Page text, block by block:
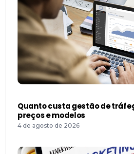
Quanto custa gestão de
preços e modelos
4 de agosto de 2026